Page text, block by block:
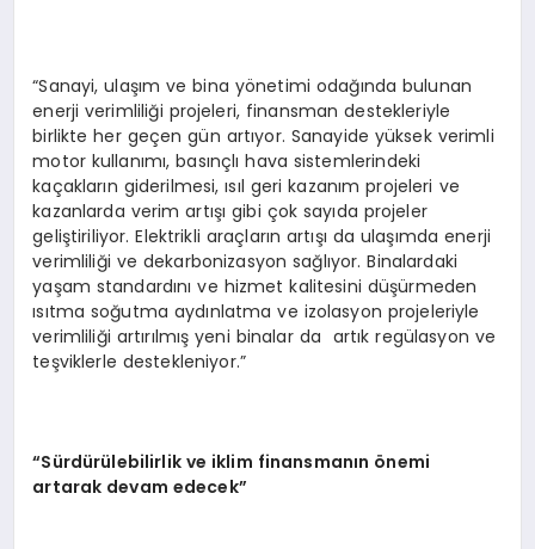
“Sanayi, ulaşım ve bina yönetimi odağında bulunan
enerji verimliliği projeleri, finansman destekleriyle
birlikte her geçen gün artıyor. Sanayide yüksek verimli
motor kullanımı, basınçlı hava sistemlerindeki
kaçakların giderilmesi, ısıl geri kazanım projeleri ve
kazanlarda verim artışı gibi çok sayıda projeler
geliştiriliyor. Elektrikli araçların artışı da ulaşımda enerji
verimliliği ve dekarbonizasyon sağlıyor. Binalardaki
yaşam standardını ve hizmet kalitesini düşürmeden
ısıtma soğutma aydınlatma ve izolasyon projeleriyle
verimliliği artırılmış yeni binalar da artık regülasyon ve
teşviklerle destekleniyor.”
“Sürdürülebilirlik ve iklim finansmanın önemi
artarak devam edecek”